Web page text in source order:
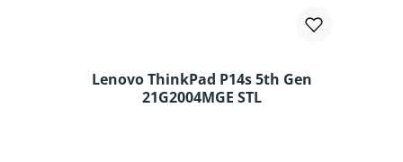
Lenovo ThinkPad P14s 5th Gen
21G2004MGE STL